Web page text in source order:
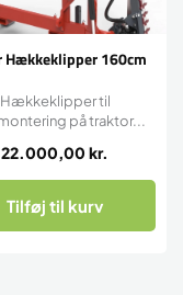
Hækkeklipper 160cm
22.000,00 kr.
Hækkeklipper til
på traktor...
Tilføj til kurv